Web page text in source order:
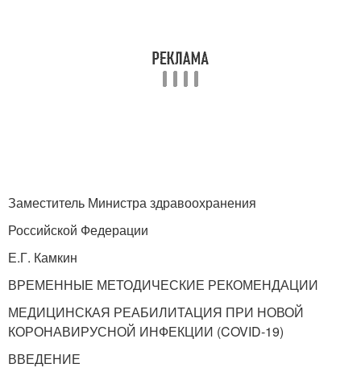
Заместитель Министра здравоохранения
Российской Федерации
Е.Г. Камкин
ВРЕМЕННЫЕ МЕТОДИЧЕСКИЕ РЕКОМЕНДАЦИИ
МЕДИЦИНСКАЯ РЕАБИЛИТАЦИЯ ПРИ НОВОЙ
КОРОНАВИРУСНОЙ ИНФЕКЦИИ (COVID-19)
ВВЕДЕНИЕ